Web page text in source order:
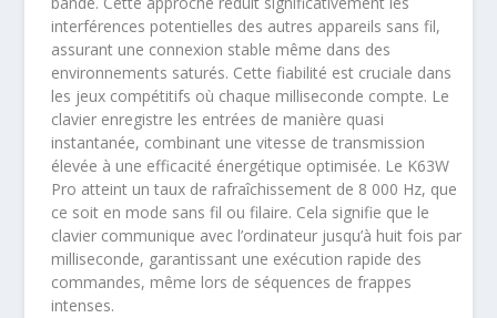
interférences potentielles des autres appareils sans fil,
assurant une connexion stable même dans des
environnements saturés. Cette fiabilité est cruciale dans
les jeux compétitifs où chaque milliseconde compte. Le
clavier enregistre les entrées de manière quasi
instantanée, combinant une vitesse de transmission
élevée à une efficacité énergétique optimisée. Le K63W
Pro atteint un taux de rafraîchissement de 8 000 Hz, que
ce soit en mode sans fil ou filaire. Cela signifie que le
clavier communique avec l’ordinateur jusqu’à huit fois par
milliseconde, garantissant une exécution rapide des
commandes, même lors de séquences de frappes
intenses.